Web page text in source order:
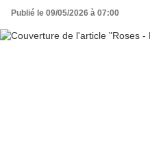
Publié le 09/05/2026 à 07:00